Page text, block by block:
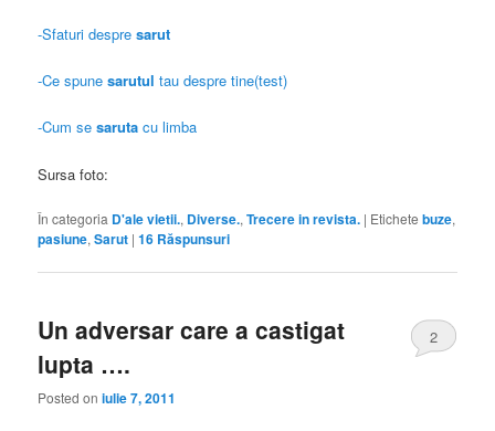
-Sfaturi despre sarut
-Ce spunesarutul tau despre tine(test)
-Cum sesaruta cu limba
Sursa foto:
În categoria D'ale vietii., Diverse.,Trecere in revista. | Etichete buze,
pasiune,Sarut |16 Răspunsuri
Un adversar care a castigat
lupta ….
Posted oniulie 7, 2011
2